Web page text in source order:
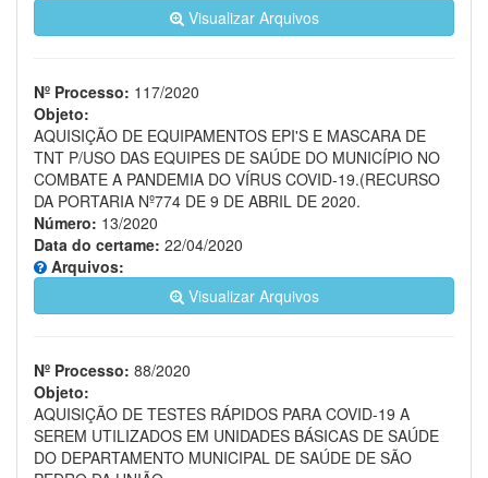
Visualizar Arquivos
Nº Processo: 117/2020
Objeto:
AQUISIÇÃO DE EQUIPAMENTOS EPI'S E MASCARA DE
TNT P/USO DAS EQUIPES DE SAÚDE DO MUNICÍPIO NO
COMBATE A PANDEMIA DO VÍRUS COVID-19.(RECURSO
DA PORTARIA Nº774 DE 9 DE ABRIL DE 2020.
Número: 13/2020
Data do certame: 22/04/2020
Arquivos:
Visualizar Arquivos
Nº Processo: 88/2020
Objeto:
AQUISIÇÃO DE TESTES RÁPIDOS PARA COVID-19 A
SEREM UTILIZADOS EM UNIDADES BÁSICAS DE SAÚDE
DO DEPARTAMENTO MUNICIPAL DE SAÚDE DE SÃO